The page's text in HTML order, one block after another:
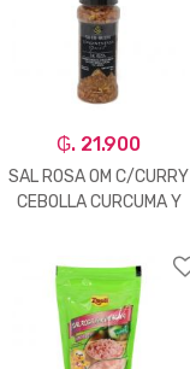
₲. 21.900
SAL ROSA OM C/CURRY
CEBOLLA CURCUMA Y
Un. +